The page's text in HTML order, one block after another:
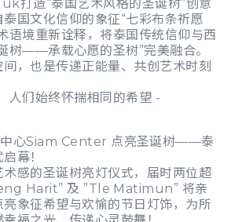
打造“泰国艺术风格的圣诞树”创意
国文化信仰的象征“七彩布条祈愿
语境重新诠释，将泰国传统信仰与西
树——承载心愿的圣树”完美融合。
，也是传递正能量、共创艺术时刻
人们始终怀揣相同的希望 -
中心Siam Center 点亮圣诞树——泰
幕！
术感的圣诞树亮灯仪式，届时两位超
Harit” 及 ”Tle Matimun” 将亲
亮象征希望与欢愉的节日灯饰，为所